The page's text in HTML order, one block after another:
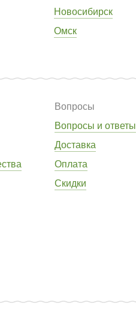
Новосибирск
Омск
Вопросы
Вопросы и ответы
Доставка
Оплата
Скидки